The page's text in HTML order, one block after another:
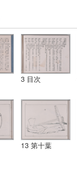
3 目次
13 第十葉